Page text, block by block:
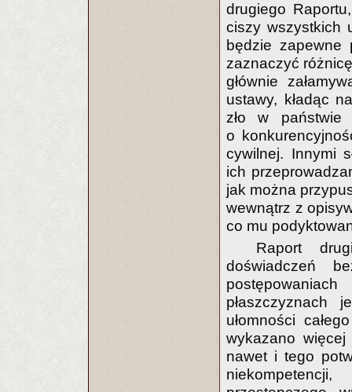
drugiego
ciszy wszystkich
będzie
zaznaczyć
głównie
ustawy, kładąc
zło w
o
cywilnej. Innymi
ich
jak można
wewnątrz z
co mu
Raport
doświadczeń
płaszczyznach
ułomności
wykazano
nawet i tego